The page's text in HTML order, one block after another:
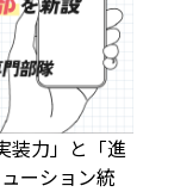
装力」と「進
ーション統